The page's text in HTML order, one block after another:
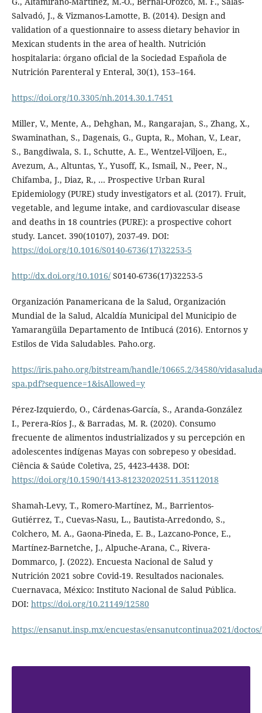
Salvadó, J., & Vizmanos-Lamotte, B. (2014). Design and
validation of a questionnaire to assess dietary behavior in
Mexican students in the area of health. Nutrición
hospitalaria: órgano oficial de la Sociedad Española de
Nutrición Parenteral y Enteral, 30(1), 153–164.
https://doi.org/10.3305/nh.2014.30.1.7451
Miller, V., Mente, A., Dehghan, M., Rangarajan, S., Zhang, X.,
Swaminathan, S., Dagenais, G., Gupta, R., Mohan, V., Lear,
S., Bangdiwala, S. I., Schutte, A. E., Wentzel-Viljoen, E.,
Avezum, A., Altuntas, Y., Yusoff, K., Ismail, N., Peer, N.,
Chifamba, J., Diaz, R., … Prospective Urban Rural
Epidemiology (PURE) study investigators et al. (2017). Fruit,
vegetable, and legume intake, and cardiovascular disease
and deaths in 18 countries (PURE): a prospective cohort
study. Lancet. 390(10107), 2037-49. DOI:
https://doi.org/10.1016/S0140-6736(17)32253-5
http://dx.doi.org/10.1016/S0140-6736(17)32253-5
Organización Panamericana de la Salud, Organización
Mundial de la Salud, Alcaldía Municipal del Municipio de
Yamarangüila Departamento de Intibucá (2016). Entornos y
Estilos de Vida Saludables. Paho.org.
https://iris.paho.org/bitstream/handle/10665.2/34580/
spa.pdf?sequence=1&isAllowed=y
Pérez-Izquierdo, O., Cárdenas-García, S., Aranda-González
I., Perera-Ríos J., & Barradas, M. R. (2020). Consumo
frecuente de alimentos industrializados y su percepción en
adolescentes indígenas Mayas con sobrepeso y obesidad.
Ciência & Saúde Coletiva, 25, 4423-4438. DOI:
https://doi.org/10.1590/1413-812320202511.35112018
Shamah-Levy, T., Romero-Martínez, M., Barrientos-
Gutiérrez, T., Cuevas-Nasu, L., Bautista-Arredondo, S.,
Colchero, M. A., Gaona-Pineda, E. B., Lazcano-Ponce, E.,
Martínez-Barnetche, J., Alpuche-Arana, C., Rivera-
Dommarco, J. (2022). Encuesta Nacional de Salud y
Nutrición 2021 sobre Covid-19. Resultados nacionales.
Cuernavaca, México: Instituto Nacional de Salud Pública.
DOI: https://doi.org/10.21149/12580
https://ensanut.insp.mx/encuestas/ensanutcontinua2021/